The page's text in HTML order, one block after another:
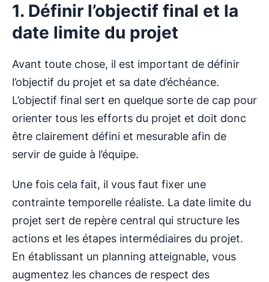
1. Définir l’objectif final et la
date limite du projet
Avant toute chose, il est important de définir
l’objectif du projet et sa date d’échéance.
L’objectif final sert en quelque sorte de cap pour
orienter tous les efforts du projet et doit donc
être clairement défini et mesurable afin de
servir de guide à l’équipe.
Une fois cela fait, il vous faut fixer une
contrainte temporelle réaliste. La date limite du
projet sert de repère central qui structure les
actions et les étapes intermédiaires du projet.
En établissant un planning atteignable, vous
augmentez les chances de respect des